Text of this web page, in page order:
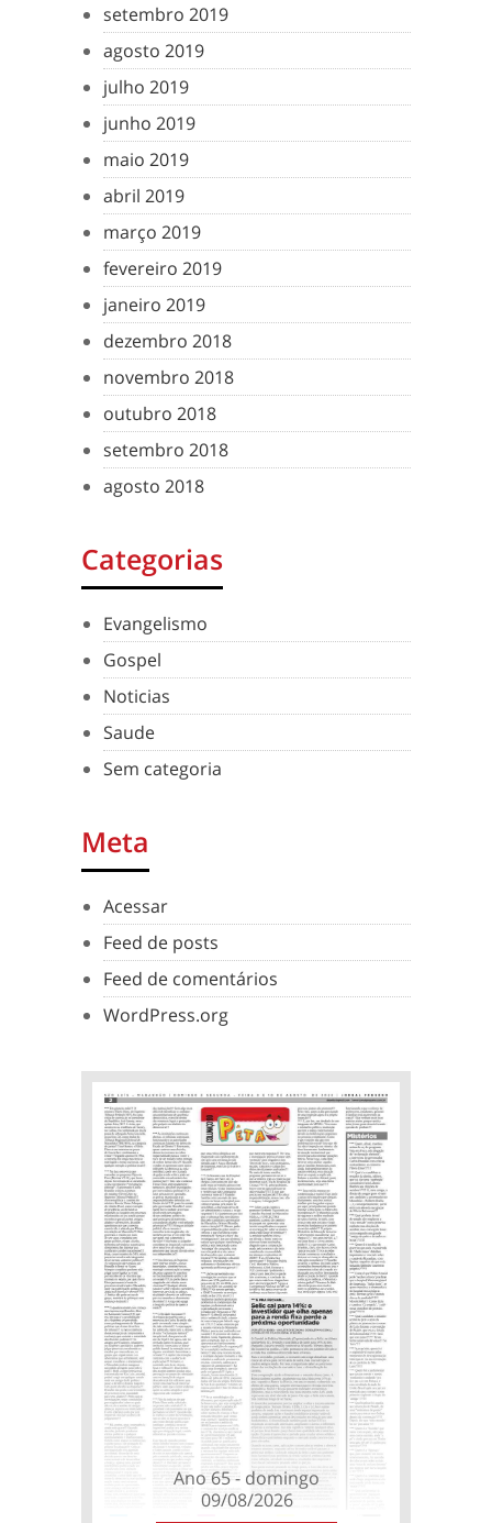
setembro 2019
agosto 2019
julho 2019
junho 2019
maio 2019
abril 2019
março 2019
fevereiro 2019
janeiro 2019
dezembro 2018
novembro 2018
outubro 2018
setembro 2018
agosto 2018
Categorias
Evangelismo
Gospel
Noticias
Saude
Sem categoria
Meta
Acessar
Feed de posts
Feed de comentários
WordPress.org
Ano 65 - domingo
09/08/2026